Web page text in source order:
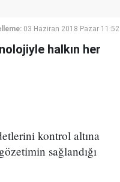
03 Haziran 2018 Pazar 11:52
halkın her
kontrol altına
sağlandığı